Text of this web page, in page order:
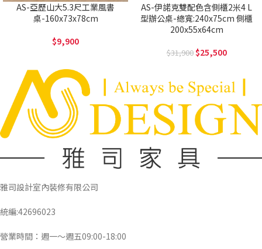
AS-亞歷山大5.3尺工業風書
桌-160x73x78cm
9,900
AS-伊諾克雙配色含側櫃2米4 L
型辦公桌-總寬:240x75cm 側櫃
200x55x64cm
31,900 25,500
雅司設計室內裝修有限公司
統編:42696023
營業時間：週一～週五09:00-18:00